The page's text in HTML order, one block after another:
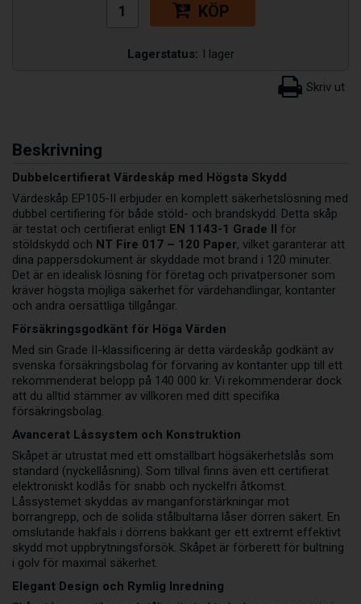
KÖP
Lagerstatus: I lager
Beskrivning
Dubbelcertifierat Värdeskåp med Högsta Skydd
Värdeskåp EP105-II erbjuder en komplett säkerhetslösning med
dubbel certifiering för både stöld- och brandskydd. Detta skåp
är testat och certifierat enligt EN 1143-1 Grade II för
stöldskydd och NT Fire 017 – 120 Paper, vilket garanterar att
dina pappersdokument är skyddade mot brand i 120 minuter.
Det är en idealisk lösning för företag och privatpersoner som
kräver högsta möjliga säkerhet för värdehandlingar, kontanter
och andra oersättliga tillgångar.
Försäkringsgodkänt för Höga Värden
Med sin Grade II-klassificering är detta värdeskåp godkänt av
svenska försäkringsbolag för förvaring av kontanter upp till ett
rekommenderat belopp på 140 000 kr. Vi rekommenderar dock
att du alltid stämmer av villkoren med ditt specifika
försäkringsbolag.
Avancerat Låssystem och Konstruktion
Skåpet är utrustat med ett omställbart högsäkerhetslås som
standard (nyckellåsning). Som tillval finns även ett certifierat
elektroniskt kodlås för snabb och nyckelfri åtkomst.
Låssystemet skyddas av manganförstärkningar mot
borrangrepp, och de solida stålbultarna låser dörren säkert. En
omslutande hakfals i dörrens bakkant ger ett extremt effektivt
skydd mot uppbrytningsförsök. Skåpet är förberett för bultning
i golv för maximal säkerhet.
Elegant Design och Rymlig Inredning